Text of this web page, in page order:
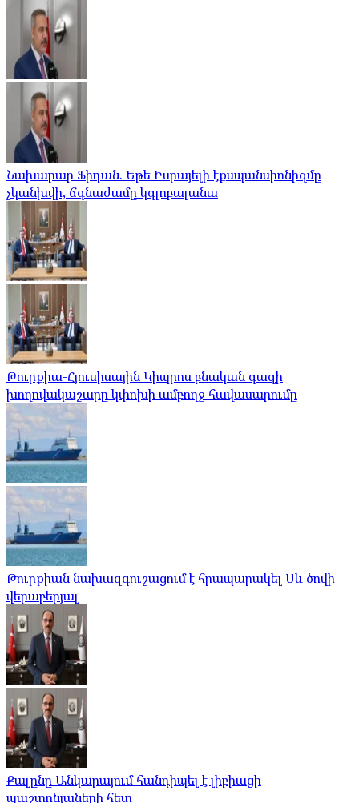
Նախարար Ֆիդան. Եթե Իսրայելի էքսպանսիոնիզմը
չկանխվի, ճգնաժամը կգլոբալանա
Թուրքիա-Հյուսիսային Կիպրոս բնական գազի
խողովակաշարը կփոխի ամբողջ հավասարումը
Թուրքիան նախազգուշացում է հրապարակել Սև ծովի
վերաբերյալ
Քալընը Անկարայում հանդիպել է լիբիացի
պաշտոնյաների հետ